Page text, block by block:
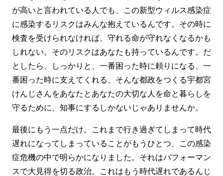
が高いと言われている人でも、この新型ウィルス感染症
に感染するリスクはみんな抱えているんです。その時に
検査を受けられなければ、守れる命が守れなくなるかも
しれない。そのリスクはあなたも持っているんです。だ
としたら、しっかりと、一番困った時に頼りになる、一
番困った時に支えてくれる、そんな都政をつくる宇都宮
けんじさんをあなたとあなたの大切な人を命と暮らしを
守るために、知事にするしかないじゃありませんか。
最後にもう一点だけ。これまで行き過ぎてしまって時代
遅れになってしまっていることがもうひとつ、この感染
症危機の中で明らかになりました。それはパフォーマン
スで大見得を切る政治。これはもう時代遅れであるんじ